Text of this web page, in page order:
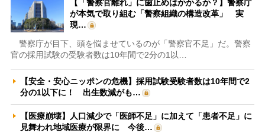
【「警察官離れ」に歯止めはかかるか？】警察庁
が本気で取り組む「警察組織の構造改革」 実
現…
警察庁が目下、頭を悩ませているのが「警察官不足」だ。警察
官の採用試験の受験者数は10年間で2分の1以…
【安全・安心ニッポンの危機】採用試験受験者数は10年間で2
分の1以下に！ 出生数減がも…
【医療崩壊】人口減少で「医師不足」に加えて「患者不足」に
見舞われ地域医療が限界に 今後…